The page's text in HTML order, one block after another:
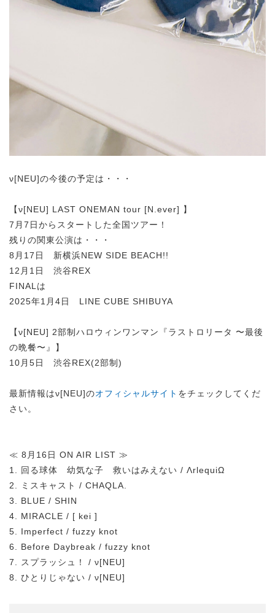
ν[NEU]の今後の予定は・・・
【ν[NEU] LAST ONEMAN tour [N.ever] 】
7月7日からスタートした全国ツアー！
残りの関東公演は・・・
8月17日 新横浜NEW SIDE BEACH!!
12月1日 渋谷REX
FINALは
2025年1月4日 LINE CUBE SHIBUYA
【ν[NEU] 2部制ハロウィンワンマン『ラストロリータ 〜最後
の晩餐〜』】
10月5日 渋谷REX(2部制)
最新情報はν[NEU]のオフィシャルサイト をチェックしてくだ
さい。
≪ 8月16日 ON AIR LIST ≫
1. 回る球体 幼気な子 救いはみえない / ΛrlequiΩ
2. ミスキャスト / CHAQLA.
3. BLUE / SHIN
4. MIRACLE / [ kei ]
5. Imperfect / fuzzy knot
6. Before Daybreak / fuzzy knot
7. スプラッシュ！ / ν[NEU]
8. ひとりじゃない / ν[NEU]